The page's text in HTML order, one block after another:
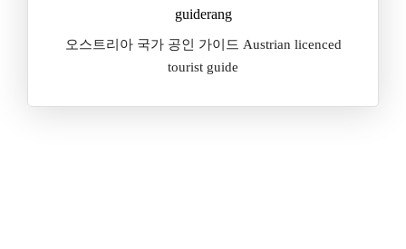
guiderang
오스트리아 국가 공인 가이드 Austrian licenced
tourist guide